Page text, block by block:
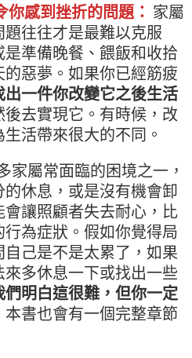
感到挫折的問題： 家屬
往往才是最難以克服
準備晚餐、餵飯和收拾
惡夢。如果你已經筋疲
出一件你改變它之後生活
後去實現它。有時候，改
活帶來很大的不同。
家屬常面臨的困境之一，
休息，或是沒有機會卸
讓照顧者失去耐心，比
為症狀。假如你覺得局
己是不是太累了，如果
多休息一下或找出一些
們明白這很難，但你一定
本書也會有一個完整章節